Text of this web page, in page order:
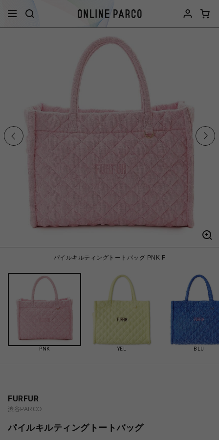
パイルキルティングトートバッグ PNK F
PNK YEL BLU
FURFUR
渋谷PARCO
パイルキルティングトートバッグ